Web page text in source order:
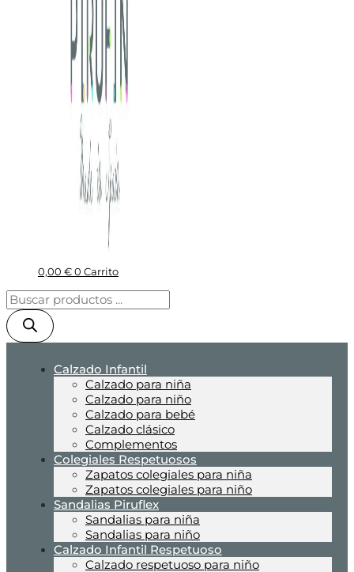
0,00 € 0 Carrito
Calzado Infantil
Calzado para niña
Calzado para niño
Calzado para bebé
Calzado clásico
Complementos
Colegiales Respetuosos
Zapatos colegiales para niña
Zapatos colegiales para niño
Sandalias Piruflex
Sandalias para niña
Sandalias para niño
Calzado Infantil Respetuoso
Calzado respetuoso para niño